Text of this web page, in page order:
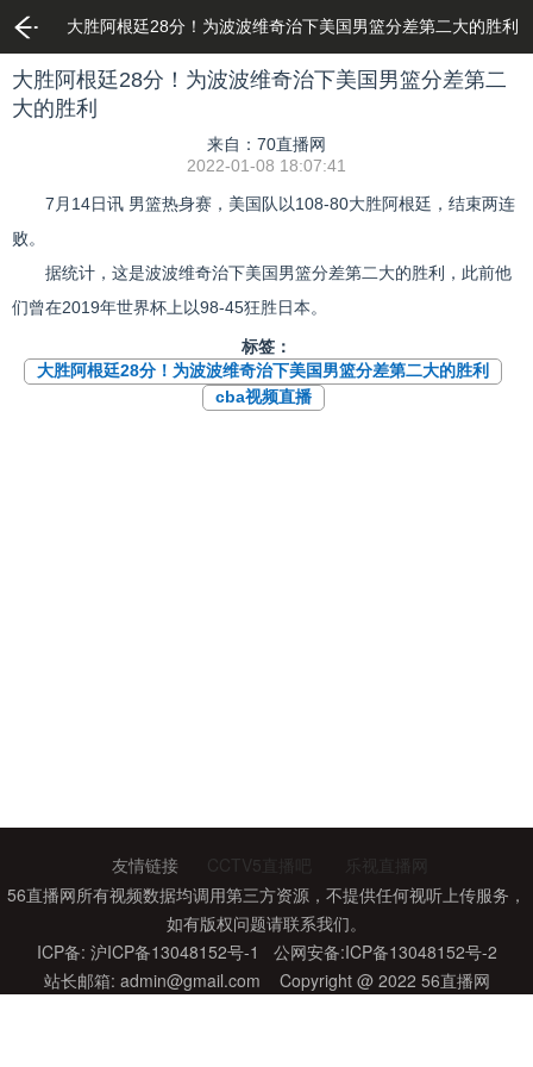
大胜阿根廷28分！为波波维奇治下美国男篮分差第二大的胜利
大胜阿根廷28分！为波波维奇治下美国男篮分差第二
大的胜利
来自：70直播网
2022-01-08 18:07:41
7月14日讯 男篮热身赛，美国队以108-80大胜阿根廷，结束两连
败。
据统计，这是波波维奇治下美国男篮分差第二大的胜利，此前他
们曾在2019年世界杯上以98-45狂胜日本。
标签：
大胜阿根廷28分！为波波维奇治下美国男篮分差第二大的胜利
cba视频直播
友情链接 CCTV5直播吧
乐视直播网
56直播网所有视频数据均调用第三方资源，不提供任何视听上传服务，
如有版权问题请联系我们。
ICP备: 沪ICP备13048152号-1 公网安备:ICP备13048152号-2
站长邮箱: admin@gmail.com Copyright @ 2022 56直播网